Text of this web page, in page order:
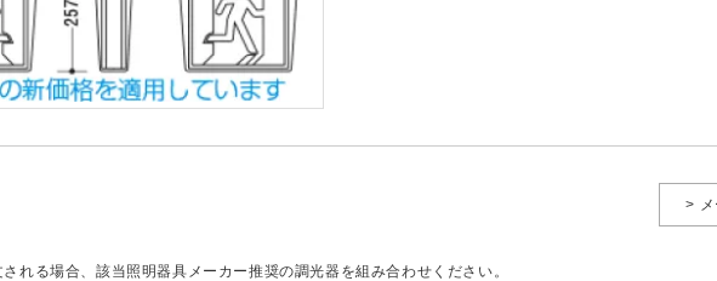
>
れる場合、該当照明器具メーカー推奨の調光器を組み合わせください。